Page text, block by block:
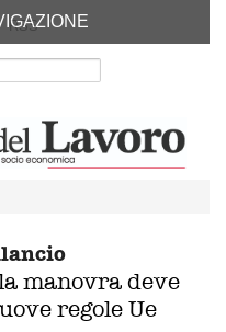
RSS
manovra deve
regole Ue